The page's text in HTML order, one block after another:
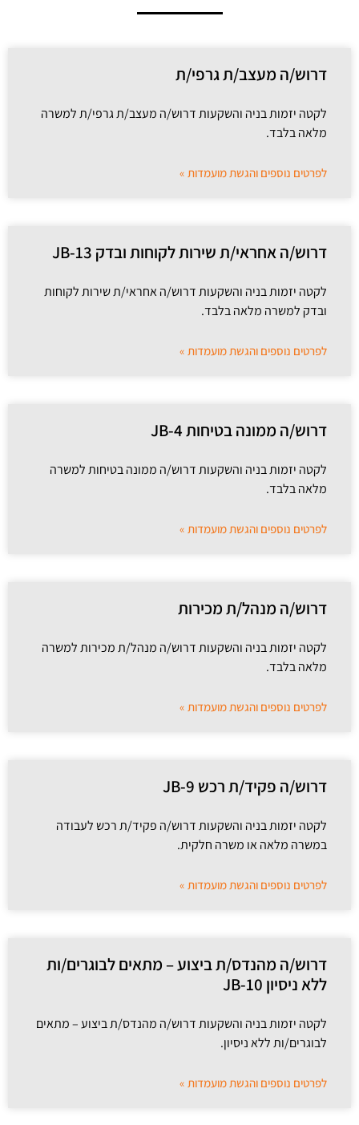
דרוש/ה מעצב/ת גרפי/ת
לקטה יזמות בניה והשקעות דרוש/ה מעצב/ת גרפי/ת למשרה
מלאה בלבד.
לפרטים נוספים והגשת מועמדות »
דרוש/ה אחראי/ת שירות לקוחות ובדק 13-JB
לקטה יזמות בניה והשקעות דרוש/ה אחראי/ת שירות לקוחות
ובדק למשרה מלאה בלבד.
לפרטים נוספים והגשת מועמדות »
דרוש/ה ממונה בטיחות JB-4
לקטה יזמות בניה והשקעות דרוש/ה ממונה בטיחות למשרה
מלאה בלבד.
לפרטים נוספים והגשת מועמדות »
דרוש/ה מנהל/ת מכירות
לקטה יזמות בניה והשקעות דרוש/ה מנהל/ת מכירות למשרה
מלאה בלבד.
לפרטים נוספים והגשת מועמדות »
דרוש/ה פקיד/ת רכש JB-9
לקטה יזמות בניה והשקעות דרוש/ה פקיד/ת רכש לעבודה
במשרה מלאה או משרה חלקית.
לפרטים נוספים והגשת מועמדות »
דרוש/ה מהנדס/ת ביצוע – מתאים לבוגרים/ות
ללא ניסיון JB-10
לקטה יזמות בניה והשקעות דרוש/ה מהנדס/ת ביצוע – מתאים
לבוגרים/ות ללא ניסיון.
לפרטים נוספים והגשת מועמדות »